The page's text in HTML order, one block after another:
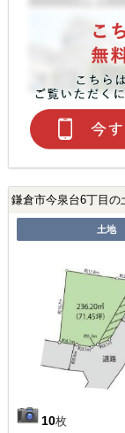
鎌倉市今泉台6丁目の
土地
10枚